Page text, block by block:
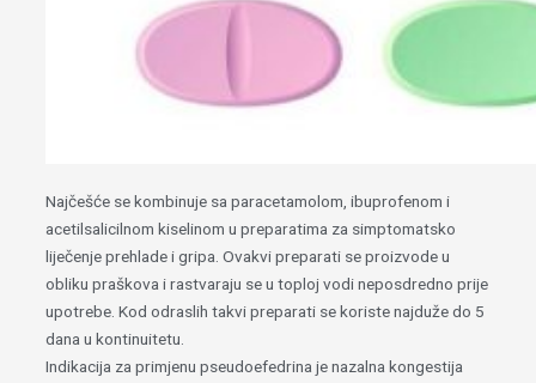
Najčešće se kombinuje sa paracetamolom, ibuprofenom i
acetilsalicilnom kiselinom u preparatima za simptomatsko
liječenje prehlade i gripa. Ovakvi preparati se proizvode u
obliku praškova i rastvaraju se u toploj vodi neposdredno prije
upotrebe. Kod odraslih takvi preparati se koriste najduže do 5
dana u kontinuitetu.
Indikacija za primjenu pseudoefedrina je nazalna kongestija